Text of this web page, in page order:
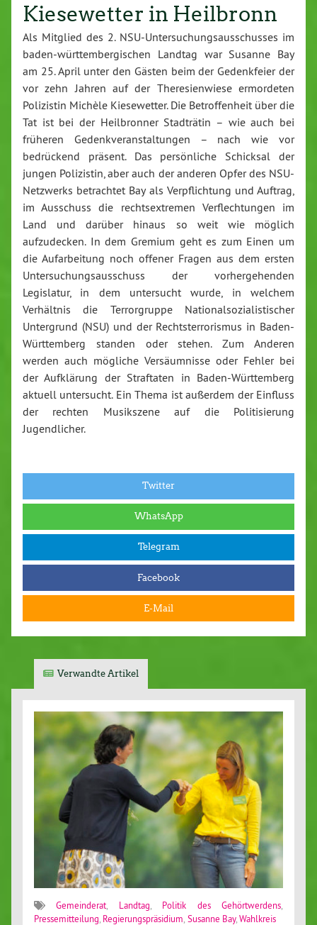
Kiesewetter in Heilbronn
Als Mitglied des 2. NSU-Untersuchungsausschusses im
baden-württembergischen Landtag war Susanne Bay
am 25. April unter den Gästen beim der Gedenkfeier der
vor zehn Jahren auf der Theresienwiese ermordeten
Polizistin Michèle Kiesewetter. Die Betroffenheit über die
Tat ist bei der Heilbronner Stadträtin – wie auch bei
früheren Gedenkveranstaltungen – nach wie vor
bedrückend präsent. Das persönliche Schicksal der
jungen Polizistin, aber auch der anderen Opfer des NSU-
Netzwerks betrachtet Bay als Verpflichtung und Auftrag,
im Ausschuss die rechtsextremen Verflechtungen im
Land und darüber hinaus so weit wie möglich
aufzudecken. In dem Gremium geht es zum Einen um
die Aufarbeitung noch offener Fragen aus dem ersten
Untersuchungsausschuss der vorhergehenden
Legislatur, in dem untersucht wurde, in welchem
Verhältnis die Terrorgruppe Nationalsozialistischer
Untergrund (NSU) und der Rechtsterrorismus in Baden-
Württemberg standen oder stehen. Zum Anderen
werden auch mögliche Versäumnisse oder Fehler bei
der Aufklärung der Straftaten in Baden-Württemberg
aktuell untersucht. Ein Thema ist außerdem der Einfluss
der rechten Musikszene auf die Politisierung
Jugendlicher.
Twitter
WhatsApp
Telegram
Facebook
E-Mail
Verwandte Artikel
Gemeinderat Landtag Politik des Gehörtwerdens
Pressemitteilung Regierungspräsidium Susanne Bay, Wahlkreis